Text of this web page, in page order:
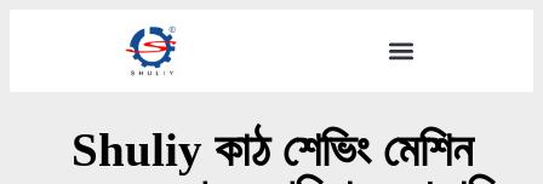
Shuliy কাঠ শেভিং মেশিন